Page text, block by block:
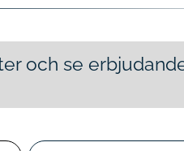
och se